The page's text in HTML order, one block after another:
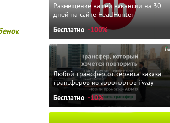
Размещение вашей вакансии на 30
дней на сайте HeadHunter
Бесплатно -100%
Любой трансфер от сервиса заказа
трансферов из аэропортов i'way
Бесплатно -10%